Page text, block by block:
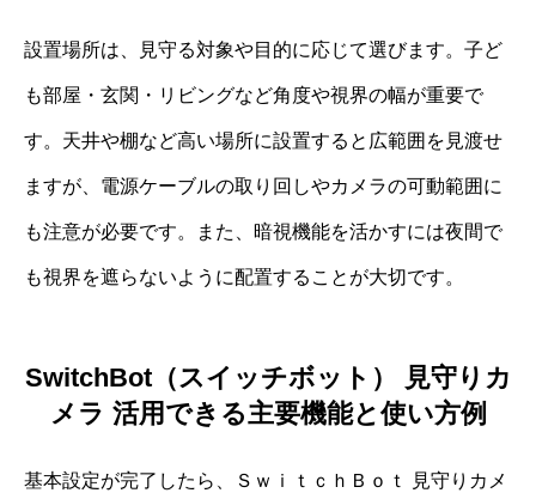
設置場所は、見守る対象や目的に応じて選びます。子ど
も部屋・玄関・リビングなど角度や視界の幅が重要で
す。天井や棚など高い場所に設置すると広範囲を見渡せ
ますが、電源ケーブルの取り回しやカメラの可動範囲に
も注意が必要です。また、暗視機能を活かすには夜間で
も視界を遮らないように配置することが大切です。
SwitchBot（スイッチボット） 見守りカ
メラ 活用できる主要機能と使い方例
基本設定が完了したら、ＳｗｉｔｃｈＢｏｔ 見守りカメ